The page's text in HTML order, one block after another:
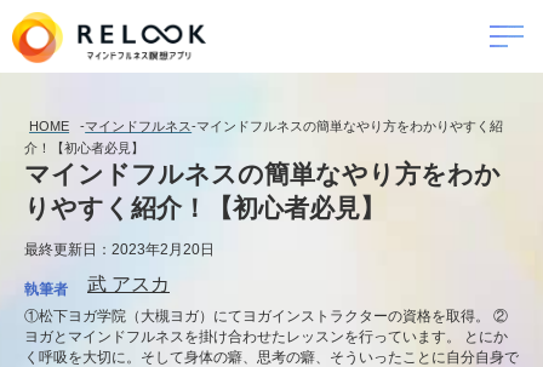
HOME -マインドフルネス-マインドフルネスの簡単なやり方をわかりやすく紹
介！【初心者必見】
マインドフルネスの簡単なやり方をわか
りやすく紹介！【初心者必見】
最終更新日：2023年2月20日
執筆者 武 アスカ
①松下ヨガ学院（大槻ヨガ）にてヨガインストラクターの資格を取得。 ②
ヨガとマインドフルネスを掛け合わせたレッスンを行っています。 とにか
く呼吸を大切に。そして身体の癖、思考の癖、そういったことに自分自身で